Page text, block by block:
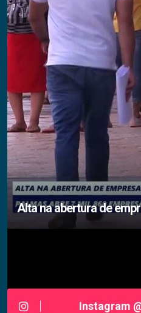
Alta na abertura de
Instagram